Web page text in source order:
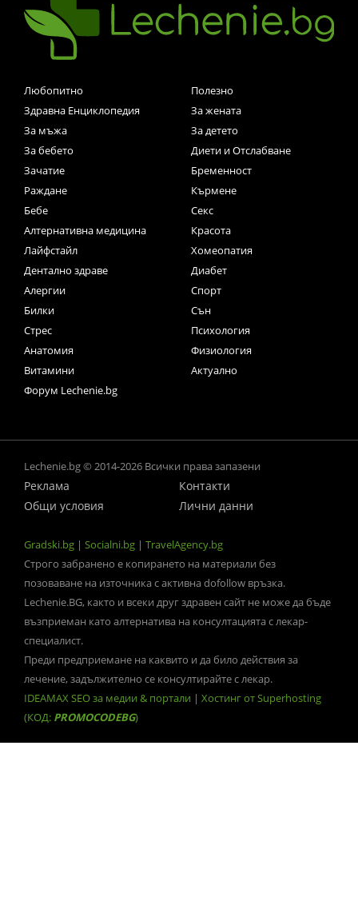
Любопитно
Полезно
Здравна Енциклопедия
За жената
За мъжа
За детето
За бебето
Диети и Отслабване
Зачатие
Бременност
Раждане
Кърмене
Бебе
Секс
Алтернативна медицина
Красота
Лайфстайл
Хомеопатия
Дентално здраве
Диабет
Алергии
Спорт
Билки
Сън
Стрес
Психология
Анатомия
Физиология
Витамини
Актуално
Форум Lechenie.bg
Lechenie.bg © 2014-2026 Всички права запазени
Реклама
Контакти
Общи условия
Лични данни
Gradski.bg | Socialni.bg | TravelAgency.bg
Строго забранено е копирането на материали без
позоваване на източника с активна dofollow връзка.
Lechenie.BG, както и всеки друг здравен сайт не може да бъде
възприеман като алтернатива на консултацията с лекар-
специалист.
Преди предприемане на каквито и да било действия за
лечение, задължително се консултирайте с лекар.
IDEAMAX SEO за медии & портали | Хостинг от Superhosting
(КОД: PROMOCODEBG)